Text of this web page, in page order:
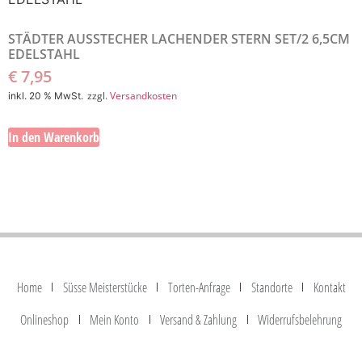
STÄDTER AUSSTECHER LACHENDER STERN SET/2 6,5CM
EDELSTAHL
€7,95
inkl. 20 % MwSt. zzgl.Versandkosten
In den Warenkorb
Home Süsse Meisterstücke Torten-Anfrage Standorte
Kontakt
Onlineshop
Mein Konto Versand & Zahlung
Widerrufsbelehrung